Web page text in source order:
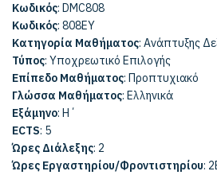
Κωδικός: DMC808
Κωδικός: 808EY
Κατηγορία Μαθήματος: Ανάπτυξης
Τύπος: Υποχρεωτικό Επιλογής
Επίπεδο Μαθήματος: Προπτυχιακό
Γλώσσα Μαθήματος: Ελληνικά
Εξάμηνο: Η΄
ECTS: 5
Ώρες Διάλεξης: 2
Ώρες Εργαστηρίου/Φροντιστηρίου: